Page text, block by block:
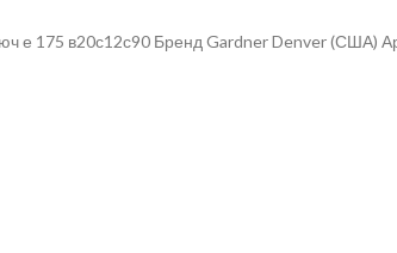
е 175 в20с12с90 Бренд Gardner Denver (США)